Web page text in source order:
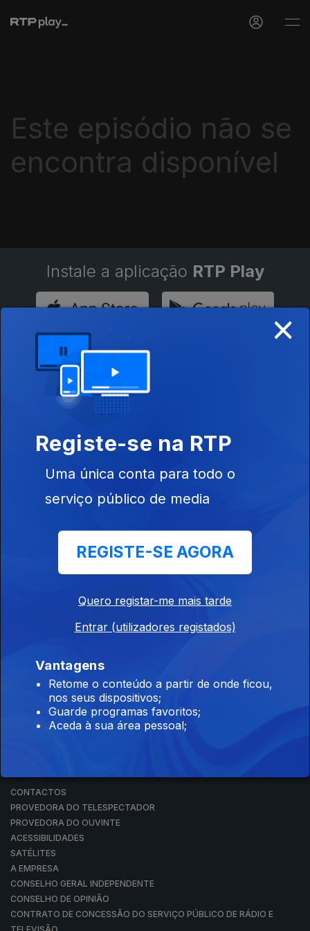
Este episódio não se
encontra disponível
Instale a aplicação RTP Play
Disponível para iOS, Android, Apple TV, Android TV e
CarPlay
RTP PLAY
EM DIRETO
REVER PROGRAMAS
CONCURSOS
CONTACTOS
PROVEDORA DO TELESPECTADOR
PROVEDORA DO OUVINTE
ACESSIBILIDADES
SATÉLITES
A EMPRESA
CONSELHO GERAL INDEPENDENTE
CONSELHO DE OPINIÃO
CONTRATO DE CONCESSÃO DO SERVIÇO PÚBLICO DE RÁDIO E
×
Registe-se na RTP
Uma única conta para todo o
serviço público de media
REGISTE-SE AGORA
Quero registar-me mais tarde
Entrar (utilizadores registados)
Vantagens
Retome o conteúdo a partir de onde ficou,
nos seus dispositivos;
Guarde programas favoritos;
Aceda à sua área pessoal;